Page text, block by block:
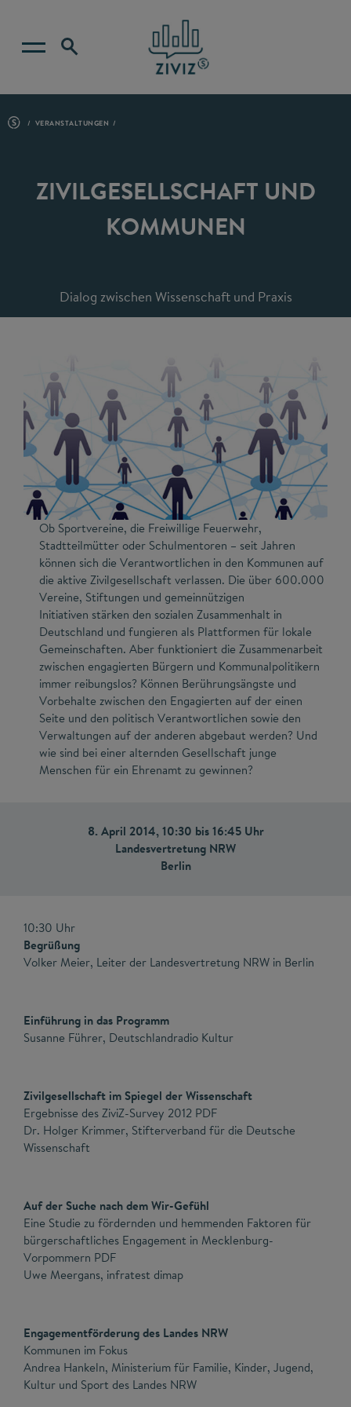
VERANSTALTUNGEN
ZIVILGESELLSCHAFT UND
KOMMUNEN
Dialog zwischen Wissenschaft und Praxis
Ob Sportvereine, die Freiwillige Feuerwehr,
Stadtteilmütter oder Schulmentoren – seit Jahren
können sich die Verantwortlichen in den Kommunen auf
die aktive Zivilgesellschaft verlassen. Die über 600.000
Vereine, Stiftungen und gemeinnützigen
Initiativen stärken den sozialen Zusammenhalt in
Deutschland und fungieren als Plattformen für lokale
Gemeinschaften. Aber funktioniert die Zusammenarbeit
zwischen engagierten Bürgern und Kommunalpolitikern
immer reibungslos? Können Berührungsängste und
Vorbehalte zwischen den Engagierten auf der einen
Seite und den politisch Verantwortlichen sowie den
Verwaltungen auf der anderen abgebaut werden? Und
wie sind bei einer alternden Gesellschaft junge
Menschen für ein Ehrenamt zu gewinnen?
8. April 2014, 10:30 bis 16:45 Uhr
Landesvertretung NRW
Berlin
10:30 Uhr
Begrüßung
Volker Meier, Leiter der Landesvertretung NRW in Berlin
Einführung in das Programm
Susanne Führer, Deutschlandradio Kultur
Zivilgesellschaft im Spiegel der Wissenschaft
Ergebnisse des ZiviZ-Survey 2012 PDF
Dr. Holger Krimmer, Stifterverband für die Deutsche
Wissenschaft
Auf der Suche nach dem Wir-Gefühl
Eine Studie zu fördernden und hemmenden Faktoren für
bürgerschaftliches Engagement in Mecklenburg-
Vorpommern PDF
Uwe Meergans, infratest dimap
Engagementförderung des Landes NRW
Kommunen im Fokus
Andrea Hankeln, Ministerium für Familie, Kinder, Jugend,
Kultur und Sport des Landes NRW